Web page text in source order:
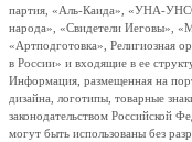
партия, «Аль-Каида», «УНА-
народа», «Свидетели Иеговы»,
«Артподготовка», Религиозная
в России» и входящие в ее
Информация, размещенная на
дизайна, логотипы, товарные
законодательством Российской
могут быть использованы без